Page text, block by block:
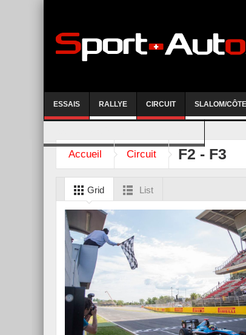
ESSAIS RALLYE CIRCUIT SLALOM/CÔTE
Accueil Circuit F2 - F3
Grid List